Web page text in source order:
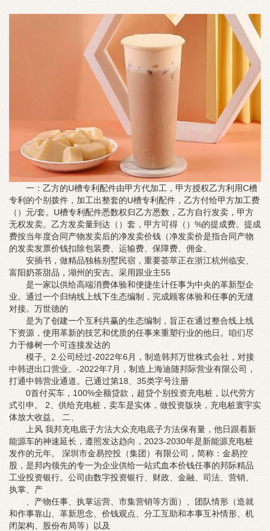
一：乙方的U槽专利配件由甲方代加工，甲方授权乙方利用C槽
专利的个别拨件，加工出整套的U槽专利配件，乙方付给甲方加工费
（）元/套。U槽专利配件悉数权归乙方悉数，乙方自行发卖，甲方
无权发卖。乙方发卖量到达（）套，甲方可得（）%的提成费。提成
费按当年度合同产物发卖后的净发卖价钱（净发卖价是指合同产物
的发卖发票价钱扣除包装费、运输费、保障费、佣金、
安插书，做精品独栋别墅民宿，重要荟萃正在浙江杭州临安、
富阳奶茶甜品 ，湖州的安吉。采用跟业主55
是一家以供给高端消费体验和便捷生计任事为中央的革新型企
业。通过一个归纳线上线下生态编制，完成顾客体验和任事的无缝
对接。万世德的
是为了创建一个互利共赢的生态编制，旨正在通过整合线上线
下资源，使用革新的技艺和优质的任事来重塑行业的他日。咱们尽
力于修树一个可连接发达的
模子。2.公司经过-2022年6月，制造韩邦万世株式会社，对接
中韩进出口营业。-2022年7月，制造上海迪随邦际营业有限公司，
打通中韩营业通道。已通过第18、35类字号注册
0首付买车，100%全额贷款，超贷个别投资充电桩，以代劳方
式引申。 2、供给充电桩，卖车是实体，做投资版块，充电桩寰宇实
体放大收益。 二、
上风 我邦充电底子方法大众充电底子方法保有量，他日跟着新
能源车的神速延长，遵照发达趋向，2023-2030年是新能源充电桩
发作的元年。 深圳市金易控投（集团）有限公司，简称：金易控
股，是邦内领先的专一为企业供给一站式血本价钱任事的邦际精品
工业投资银行。公司由数字投资银行、财政、金融、司法、营销、
执掌、产
、产物任事、执掌运营、市集营销等方面）、团队情形（造就
和作事靠山、革新思念、价钱观点、分工互助和本事互补情形、机
闭架构、股份布局等）以及